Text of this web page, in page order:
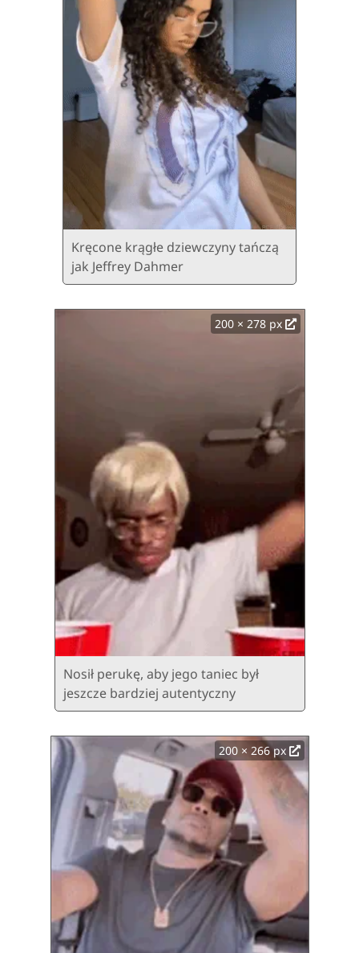
Kręcone krągłe dziewczyny tańczą
jak Jeffrey Dahmer
200 × 278 px
Nosił perukę, aby jego taniec był
jeszcze bardziej autentyczny
200 × 266 px